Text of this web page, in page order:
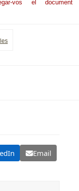
vos el document
Email